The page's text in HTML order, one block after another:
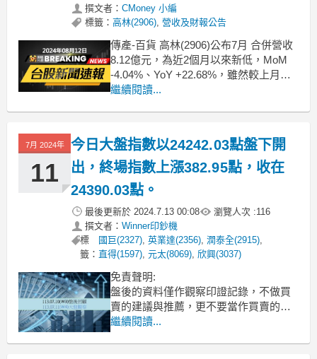
撰文者： CMoney 小編
標籤： 高林(2906), 營收及財報公告
傳產-百貨 高林(2906)公布7月 合併營收
8.12億元，為近2個月以來新低，MoM
-4.04%、YoY +22.68%，雖然較上月衰
退，但仍貢獻力道卻超越去年同期；累
關資訊，可點擊下方連結，從籌碼K線A
繼續閱讀...
7月 2024年
11
今日大盤指數以24242.03點盤下開
出，終場指數上漲382.95點，收在
24390.03點。
最後更新於 2024.7.13 00:08 瀏覽人次 :116
撰文者： Winner印鈔機
標
籤：
國巨(2327), 英業達(2356), 潤泰全(2915),
直得(1597), 元太(8069), 欣興(3037)
免責聲明:
盤後的資料僅作觀察印證記錄，不做買
賣的建議與推薦，更不要當作買賣的依
據，本文章內容不需負任何法律責任。
繼續閱讀...